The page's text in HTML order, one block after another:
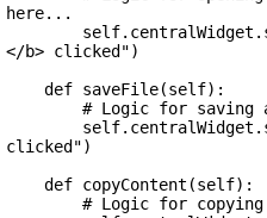
here...
</b> clicked")
clicked")